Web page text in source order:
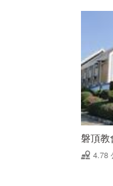
磐頂教
4.78